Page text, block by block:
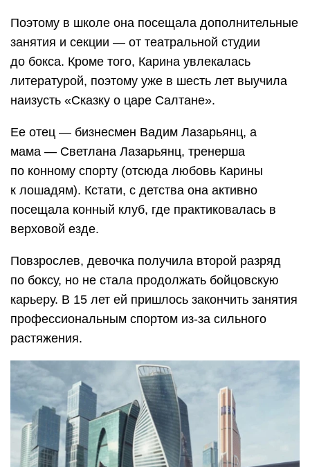
Поэтому в школе она посещала дополнительные
занятия и секции — от театральной студии
до бокса. Кроме того, Карина увлекалась
литературой, поэтому уже в шесть лет выучила
наизусть «Сказку о царе Салтане».
Ее отец — бизнесмен Вадим Лазарьянц, а
мама — Светлана Лазарьянц, тренерша
по конному спорту (отсюда любовь Карины
к лошадям). Кстати, с детства она активно
посещала конный клуб, где практиковалась в
верховой езде.
Повзрослев, девочка получила второй разряд
по боксу, но не стала продолжать бойцовскую
карьеру. В 15 лет ей пришлось закончить занятия
профессиональным спортом из-за сильного
растяжения.